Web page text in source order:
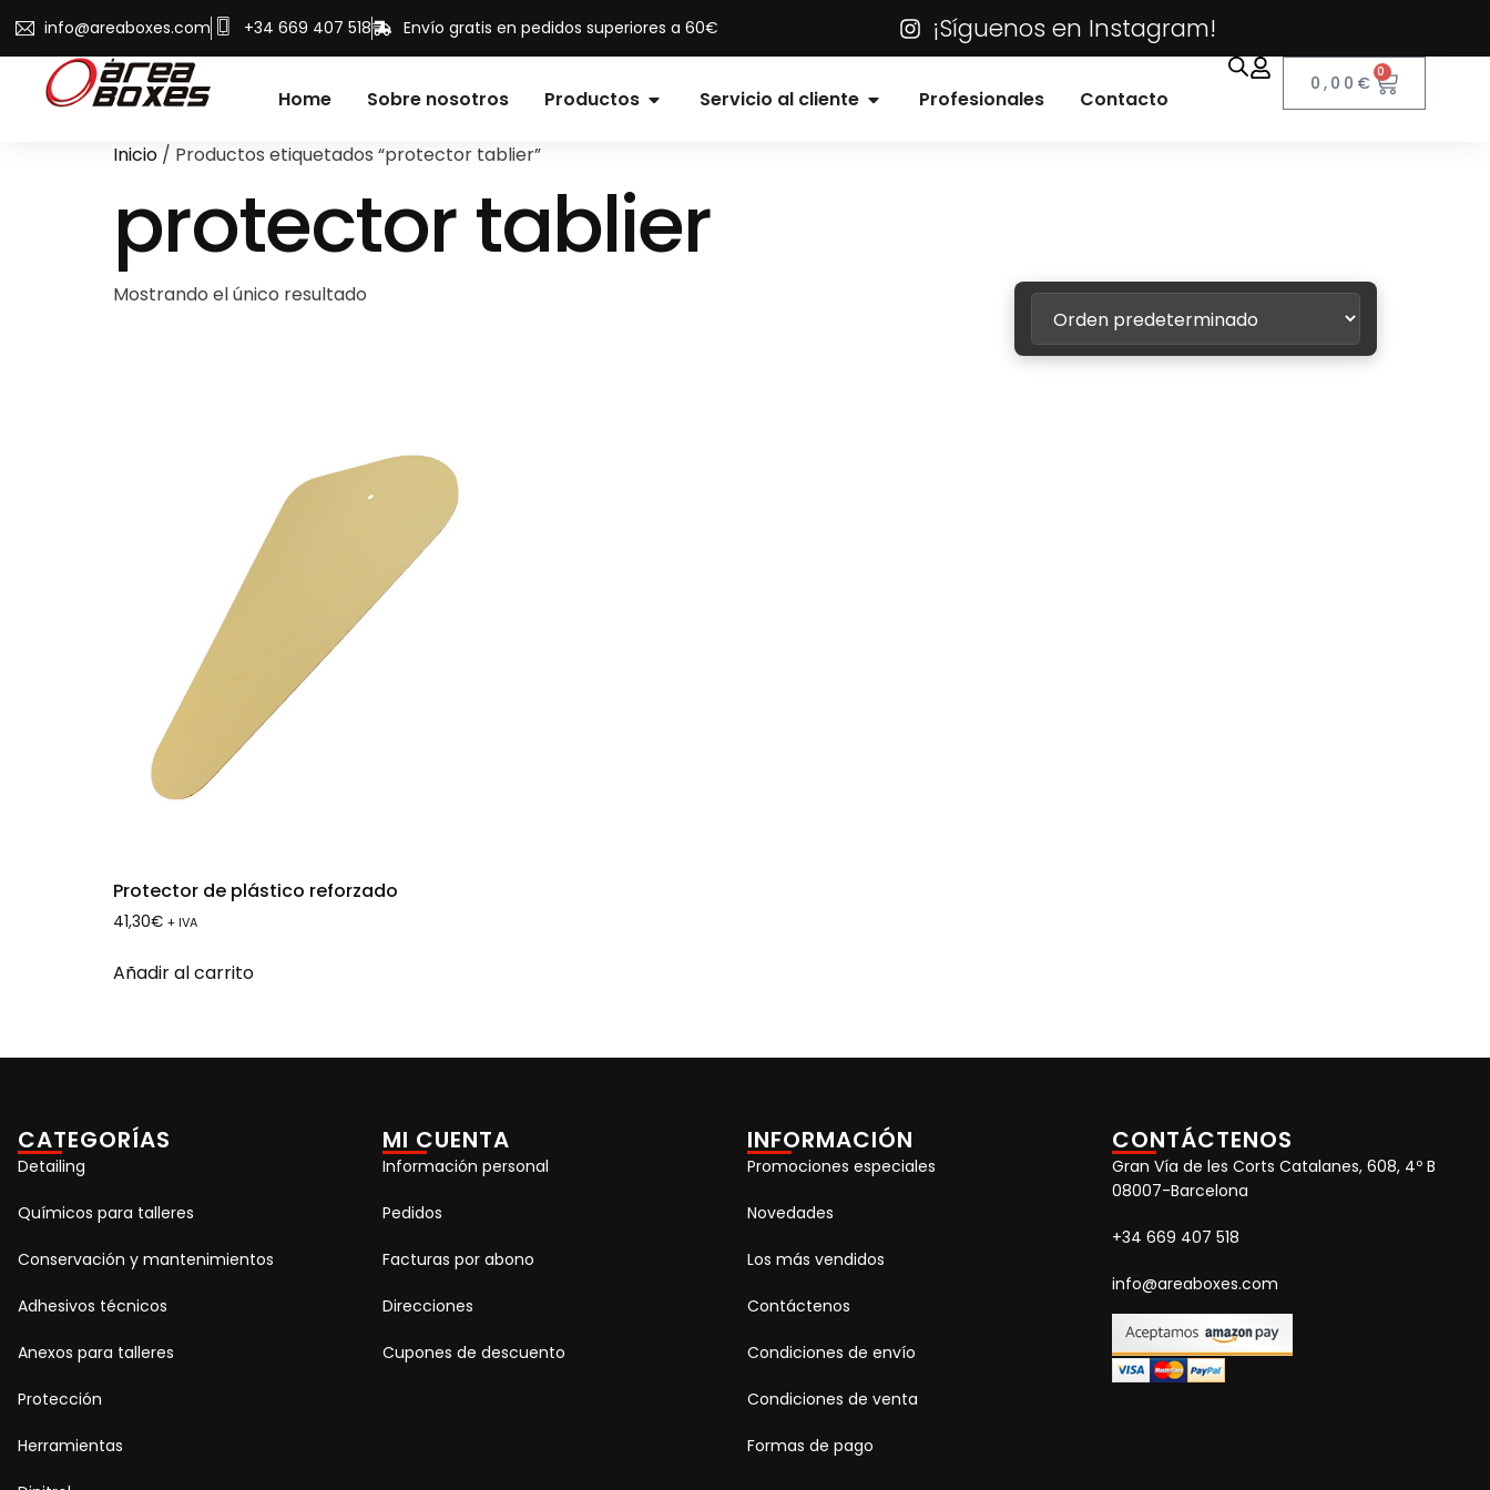
info@areaboxes.com +34 669 407 518 Envío gratis en pedidos superiores a 60€ ¡Síguenos en Instagram!
Home Sobre nosotros Productos Servicio al cliente Profesionales Contacto
0,00 €
0
Inicio / Productos etiquetados “protector tablier”
protector tablier
Mostrando el único resultado
Protector de plástico reforzado
41,30€ + IVA
Añadir al carrito
CATEGORÍAS
Detailing
Químicos para talleres
Conservación y mantenimientos
Adhesivos técnicos
Anexos para talleres
Protección
Herramientas
MI CUENTA
Información personal
Pedidos
Facturas por abono
Direcciones
Cupones de descuento
INFORMACIÓN
Promociones especiales
Novedades
Los más vendidos
Contáctenos
Condiciones de envío
Condiciones de venta
Formas de pago
CONTÁCTENOS
Gran Vía de les Corts Catalanes, 608, 4º B
08007-Barcelona
+34 669 407 518
info@areaboxes.com